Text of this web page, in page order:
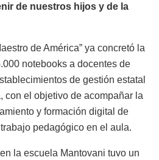
de nuestros hijos y de la
de América” ya concretó la
notebooks a docentes de
de gestión estatal
con el objetivo de acompañar la
y formación digital de
pedagógico en el aula.
la escuela Mantovani tuvo un